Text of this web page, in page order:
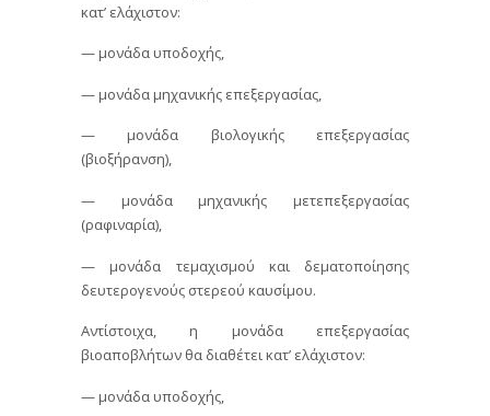
κατ’ ελάχιστον:
— μονάδα υποδοχής,
— μονάδα μηχανικής επεξεργασίας,
— μονάδα βιολογικής επεξεργασίας
(βιοξήρανση),
— μονάδα μηχανικής μετεπεξεργασίας
(ραφιναρία),
— μονάδα τεμαχισμού και δεματοποίησης
δευτερογενούς στερεού καυσίμου.
Αντίστοιχα, η μονάδα επεξεργασίας
βιοαποβλήτων θα διαθέτει κατ’ ελάχιστον:
— μονάδα υποδοχής,